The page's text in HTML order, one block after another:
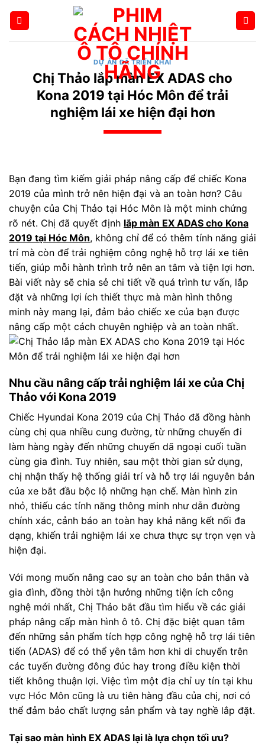
DỰ ÁN ĐÃ TRIỂN KHAI
Chị Thảo lắp màn EX ADAS cho
Kona 2019 tại Hóc Môn để trải
nghiệm lái xe hiện đại hơn
Bạn đang tìm kiếm giải pháp nâng cấp để chiếc Kona
2019 của mình trở nên hiện đại và an toàn hơn? Câu
chuyện của Chị Thảo tại Hóc Môn là một minh chứng
rõ nét. Chị đã quyết định lắp màn EX ADAS cho Kona
2019 tại Hóc Môn, không chỉ để có thêm tính năng giải
trí mà còn để trải nghiệm công nghệ hỗ trợ lái xe tiên
tiến, giúp mỗi hành trình trở nên an tâm và tiện lợi hơn.
Bài viết này sẽ chia sẻ chi tiết về quá trình tư vấn, lắp
đặt và những lợi ích thiết thực mà màn hình thông
minh này mang lại, đảm bảo chiếc xe của bạn được
nâng cấp một cách chuyên nghiệp và an toàn nhất.
Nhu cầu nâng cấp trải nghiệm lái xe của Chị
Thảo với Kona 2019
Chiếc Hyundai Kona 2019 của Chị Thảo đã đồng hành
cùng chị qua nhiều cung đường, từ những chuyến đi
làm hàng ngày đến những chuyến dã ngoại cuối tuần
cùng gia đình. Tuy nhiên, sau một thời gian sử dụng,
chị nhận thấy hệ thống giải trí và hỗ trợ lái nguyên bản
của xe bắt đầu bộc lộ những hạn chế. Màn hình zin
nhỏ, thiếu các tính năng thông minh như dẫn đường
chính xác, cảnh báo an toàn hay khả năng kết nối đa
dạng, khiến trải nghiệm lái xe chưa thực sự trọn vẹn và
hiện đại.
Với mong muốn nâng cao sự an toàn cho bản thân và
gia đình, đồng thời tận hưởng những tiện ích công
nghệ mới nhất, Chị Thảo bắt đầu tìm hiểu về các giải
pháp nâng cấp màn hình ô tô. Chị đặc biệt quan tâm
đến những sản phẩm tích hợp công nghệ hỗ trợ lái tiên
tiến (ADAS) để có thể yên tâm hơn khi di chuyển trên
các tuyến đường đông đúc hay trong điều kiện thời
tiết không thuận lợi. Việc tìm một địa chỉ uy tín tại khu
vực Hóc Môn cũng là ưu tiên hàng đầu của chị, nơi có
thể đảm bảo chất lượng sản phẩm và tay nghề lắp đặt.
Tại sao màn hình EX ADAS lại là lựa chọn tối ưu?